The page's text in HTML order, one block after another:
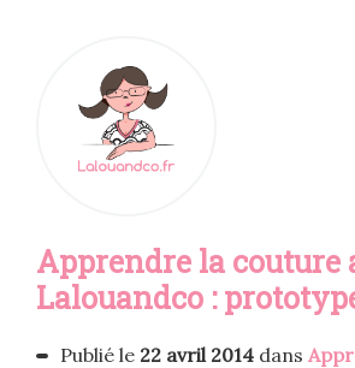
Aménager
Apprendre la couture
Lalouandco :
Publié le 22 avril 2014 dans